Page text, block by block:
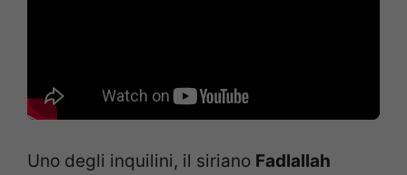
Uno degli inquilini, il siriano Fadlallah